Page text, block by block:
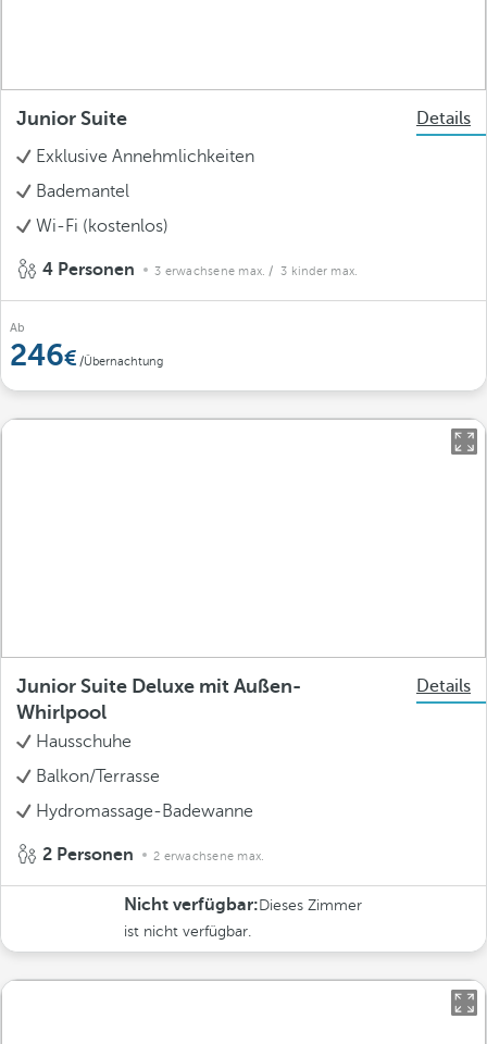
Junior Suite
Details
Exklusive Annehmlichkeiten
Bademantel
Wi-Fi (kostenlos)
4 Personen 3 erwachsene max. / 3 kinder max.
Ab
246 /Übernachtung
Junior Suite Deluxe mit Außen-
Whirlpool
Details
Hausschuhe
Balkon/Terrasse
Hydromassage-Badewanne
2 Personen 2 erwachsene max.
Nicht verfügbar: Dieses Zimmer
ist nicht verfügbar.